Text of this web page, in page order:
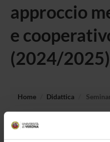
approccio
e
(2024/2025)
Home Didattica
Non è stato trovato alcun
all'insegnamento Didattica